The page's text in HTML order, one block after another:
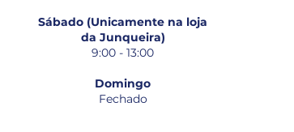
Sábado (Unicamente na loja
da Junqueira)
9:00 - 13:00
Domingo
Fechado